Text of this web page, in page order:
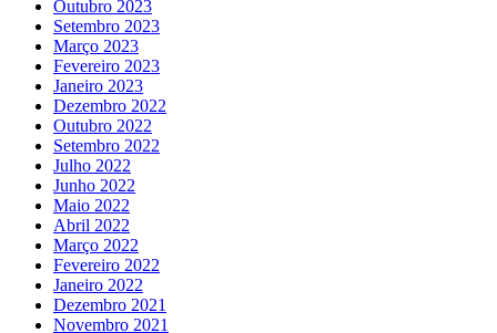
Outubro 2023
Setembro 2023
Março 2023
Fevereiro 2023
Janeiro 2023
Dezembro 2022
Outubro 2022
Setembro 2022
Julho 2022
Junho 2022
Maio 2022
Abril 2022
Março 2022
Fevereiro 2022
Janeiro 2022
Dezembro 2021
Novembro 2021